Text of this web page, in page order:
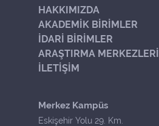
HAKKIMIZDA
AKADEMİK BİRİMLER
İDARİ BİRİMLER
ARAŞTIRMA MERKEZLERİ
İLETİŞİM
Merkez Kampüs
Eskişehir Yolu 29. Km.